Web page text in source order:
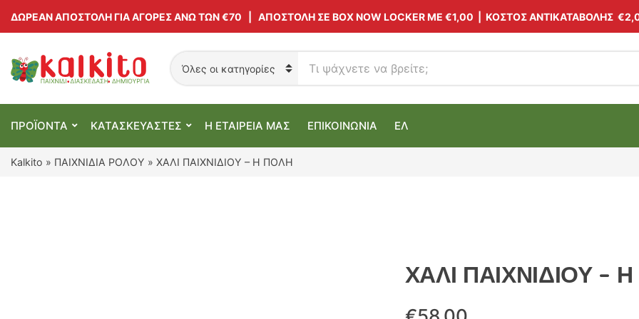
ΔΩΡΕΑΝ ΑΠΟΣΤΟΛΗ ΓΙΑ ΑΓΟΡΕΣ ΑΝΩ ΤΩΝ €70 | ΑΠΟΣΤΟΛΗ ΣΕ BOX NOW LOCKER ΜΕ €1,00 | ΚΟΣΤΟΣ ΑΝΤΙΚΑΤΑΒΟΛΗΣ
t
g
o
r
α
ζ
η
ΠΡΟΪΟΝΤΑ ΚΑΤΑΣΚΕΥΑΣΤΕΣ Η ΕΤΑΙΡΕΙΑ ΜΑΣ ΕΠΙΚΟΙΝΩΝΙΑ ΕΛ
Kalkito » ΠΑΙΧΝΙΔΙΑ ΡΟΛΟΥ » ΧΑΛΙ ΠΑΙΧΝΙΔΙΟΥ – Η ΠΟΛΗ
ΧΑΛΙ ΠΑΙΧΝΙΔΙΟΥ –